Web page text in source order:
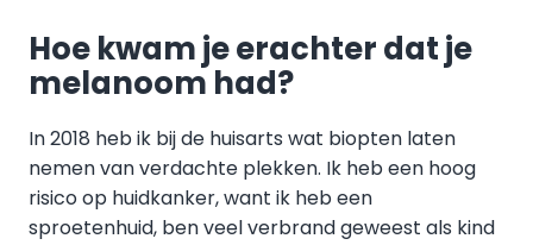
Hoe kwam je erachter dat je
melanoom had?
In 2018 heb ik bij de huisarts wat biopten laten
nemen van verdachte plekken. Ik heb een hoog
risico op huidkanker, want ik heb een
sproetenhuid, ben veel verbrand geweest als kind